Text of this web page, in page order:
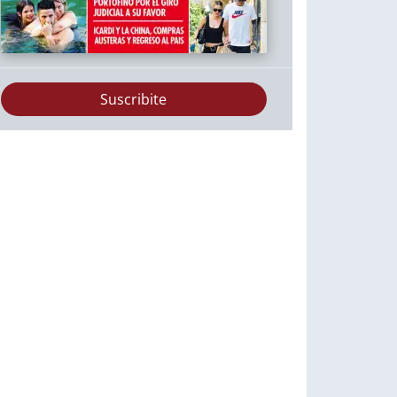
Suscribite